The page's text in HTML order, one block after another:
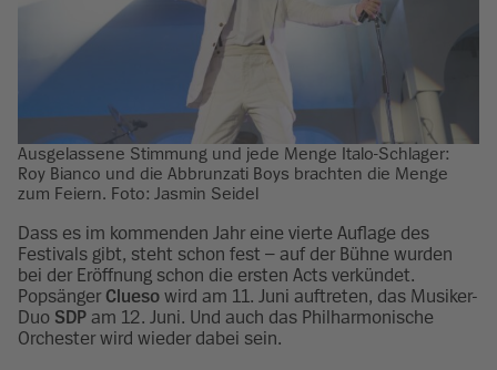
Ausgelassene Stimmung und jede Menge Italo-Schlager:
Roy Bianco und die Abbrunzati Boys brachten die Menge
zum Feiern. Foto: Jasmin Seidel
Dass es im kommenden Jahr eine vierte Auflage des
Festivals gibt, steht schon fest – auf der Bühne wurden
bei der Eröffnung schon die ersten Acts verkündet.
PopsängerClueso wird am 11. Juni auftreten, das Musiker-
Duo SDP am 12. Juni. Und auch das Philharmonische
Orchester wird wieder dabei sein.